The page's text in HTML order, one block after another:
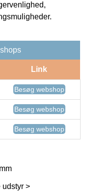
Link
Besøg webshop
Besøg webshop
Besøg webshop
udstyr >